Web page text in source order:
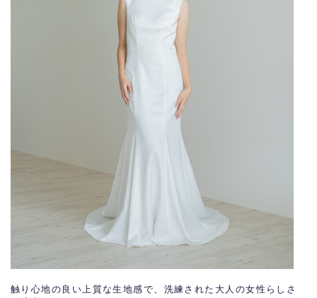
触り心地の良い上質な生地感で、洗練された大人の女性らしさ